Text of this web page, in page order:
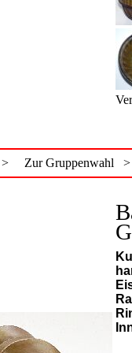
Zur Gruppenwahl >